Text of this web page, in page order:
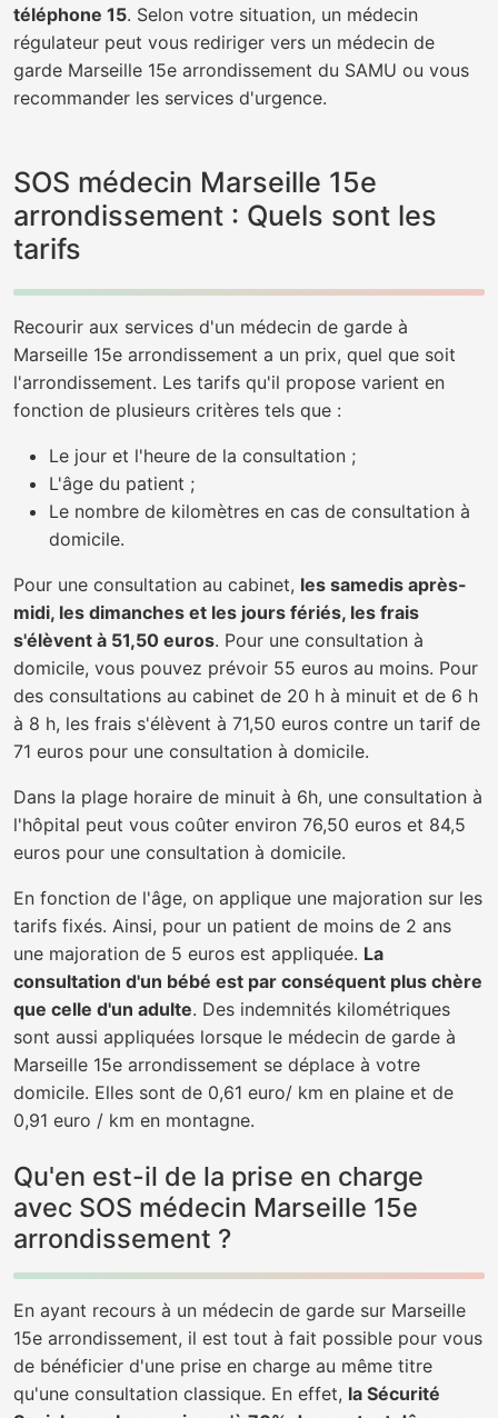
téléphone 15. Selon votre situation, un médecin
régulateur peut vous rediriger vers un médecin de
garde Marseille 15e arrondissement du SAMU ou vous
recommander les services d'urgence.
SOS médecin Marseille 15e
arrondissement : Quels sont les
tarifs
Recourir aux services d'un médecin de garde à
Marseille 15e arrondissement a un prix, quel que soit
l'arrondissement. Les tarifs qu'il propose varient en
fonction de plusieurs critères tels que :
Le jour et l'heure de la consultation ;
L'âge du patient ;
Le nombre de kilomètres en cas de consultation à
domicile.
Pour une consultation au cabinet, les samedis après-
midi, les dimanches et les jours fériés, les frais
s'élèvent à 51,50 euros. Pour une consultation à
domicile, vous pouvez prévoir 55 euros au moins. Pour
des consultations au cabinet de 20 h à minuit et de 6 h
à 8 h, les frais s'élèvent à 71,50 euros contre un tarif de
71 euros pour une consultation à domicile.
Dans la plage horaire de minuit à 6h, une consultation à
l'hôpital peut vous coûter environ 76,50 euros et 84,5
euros pour une consultation à domicile.
En fonction de l'âge, on applique une majoration sur les
tarifs fixés. Ainsi, pour un patient de moins de 2 ans
une majoration de 5 euros est appliquée. La
consultation d'un bébé est par conséquent plus chère
que celle d'un adulte. Des indemnités kilométriques
sont aussi appliquées lorsque le médecin de garde à
Marseille 15e arrondissement se déplace à votre
domicile. Elles sont de 0,61 euro/ km en plaine et de
0,91 euro / km en montagne.
Qu'en est-il de la prise en charge
avec SOS médecin Marseille 15e
arrondissement ?
En ayant recours à un médecin de garde sur Marseille
15e arrondissement, il est tout à fait possible pour vous
de bénéficier d'une prise en charge au même titre
qu'une consultation classique. En effet, la Sécurité